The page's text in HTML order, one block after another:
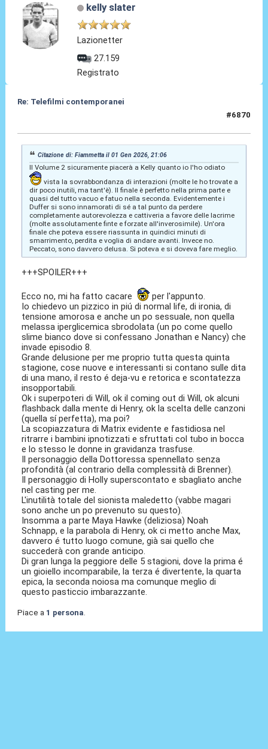
kelly slater
Lazionetter
27.159
Registrato
Re: Telefilmi contemporanei
#6870
Citazione di: Fiammetta il 01 Gen 2026, 21:06
Il Volume 2 sicuramente piacerà a Kelly quanto io l'ho odiato
vista la sovrabbondanza di interazioni (molte le ho trovate a
dir poco inutili, ma tant'è). Il finale è perfetto nella prima parte e
quasi del tutto vacuo e fatuo nella seconda. Evidentemente i
Duffer si sono innamorati di sé a tal punto da perdere
completamente autorevolezza e cattiveria a favore delle lacrime
(molte assolutamente finte e forzate all'inverosimile). Un'ora
finale che poteva essere riassunta in quindici minuti di
smarrimento, perdita e voglia di andare avanti. Invece no.
Peccato, sono davvero delusa. Si poteva e si doveva fare meglio.
+++SPOILER+++
Ecco no, mi ha fatto cacare
per l'appunto.
Io chiedevo un pizzico in piú di normal life, di ironia, di
tensione amorosa e anche un po sessuale, non quella
melassa iperglicemica sbrodolata (un po come quello
slime bianco dove si confessano Jonathan e Nancy) che
invade episodio 8.
Grande delusione per me proprio tutta questa quinta
stagione, cose nuove e interessanti si contano sulle dita
di una mano, il resto é deja-vu e retorica e scontatezza
insopportabili.
Ok i superpoteri di Will, ok il coming out di Will, ok alcuni
flashback dalla mente di Henry, ok la scelta delle canzoni
(quella sí perfetta), ma poi?
La scopiazzatura di Matrix evidente e fastidiosa nel
ritrarre i bambini ipnotizzati e sfruttati col tubo in bocca
e lo stesso le donne in gravidanza trasfuse.
Il personaggio della Dottoressa spennellato senza
profondità (al contrario della complessità di Brenner).
Il personaggio di Holly superscontato e sbagliato anche
nel casting per me.
L'inutilità totale del sionista maledetto (vabbe magari
sono anche un po prevenuto su questo).
Insomma a parte Maya Hawke (deliziosa) Noah
Schnapp, e la parabola di Henry, ok ci metto anche Max,
davvero é tutto luogo comune, già sai quello che
succederà con grande anticipo.
Di gran lunga la peggiore delle 5 stagioni, dove la prima é
un gioiello incomparabile, la terza é divertente, la quarta
epica, la seconda noiosa ma comunque meglio di
questo pasticcio imbarazzante.
Piace a 1 persona